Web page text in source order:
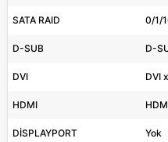
SATA RAID 0/1/
D-SUB D-
DVI DVI
HDMI
DİSPLAYPORT Yok